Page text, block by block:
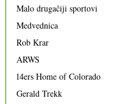
Malo drugačiji sportovi
Medvednica
Rob Krar
ARWS
14ers Home of Colorado
Gerald Trekk